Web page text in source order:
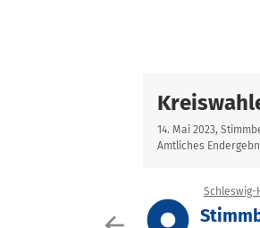
14. Mai 2023,
Amtliches
Schleswig-